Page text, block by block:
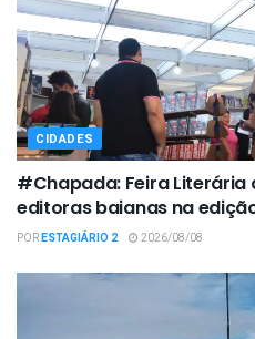
CIDADES
#Chapada: Feira Literária
editoras baianas na
PORESTAGIÁRIO 2 2026/08/08